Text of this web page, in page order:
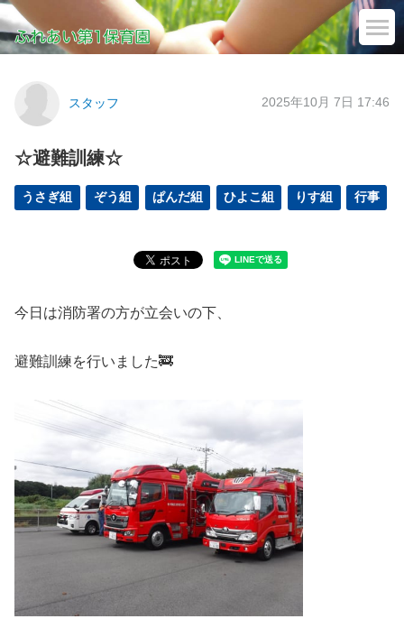
スタッフ 2025年10月 7日 17:46
☆避難訓練☆
うさぎ組 ぞう組 ぱんだ組 ひよこ組 りす組 行事
今日は消防署の方が立会いの下、
避難訓練を行いました🚒